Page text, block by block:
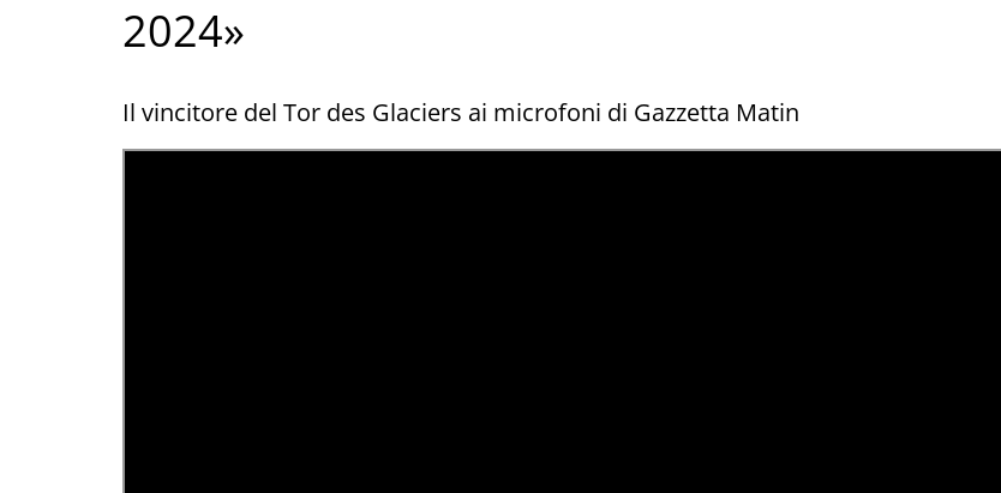
2024»
Il vincitore del Tor des Glaciers ai microfoni di Gazzetta Matin